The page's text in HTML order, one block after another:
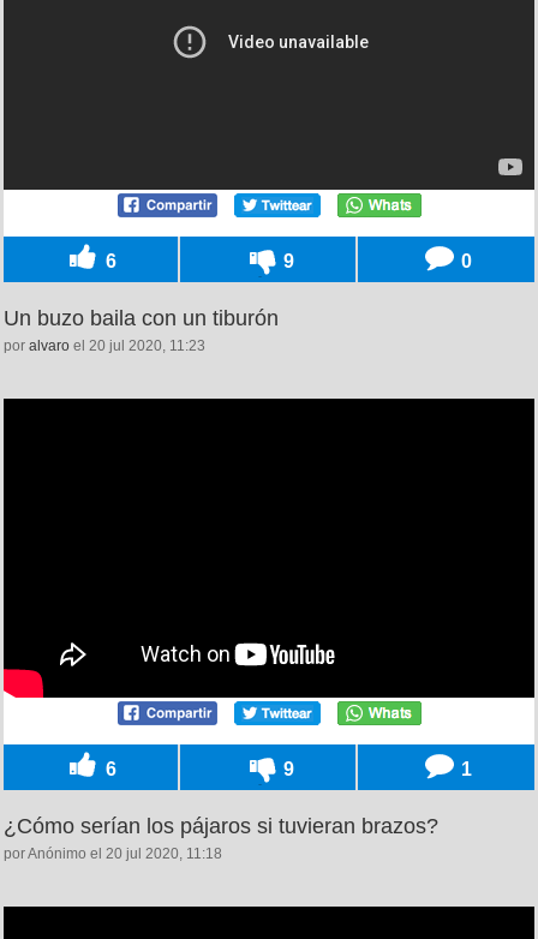
6 9 0
Un buzo baila con un tiburón
por alvaro el 20 jul 2020, 11:23
6 9 1
¿Cómo serían los pájaros si tuvieran brazos?
por Anónimo el 20 jul 2020, 11:18